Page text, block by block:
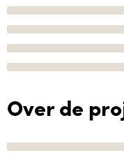
Over de